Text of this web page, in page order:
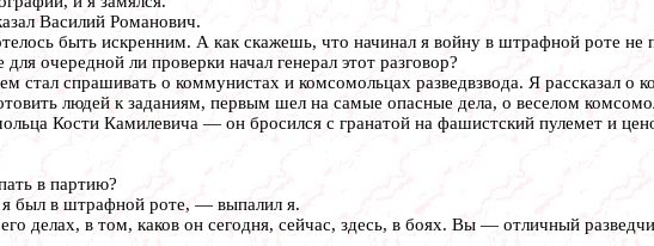
Василий Романович.
быть искренним. А как скажешь, что начинал я войну в штрафной роте не
очередной ли проверки начал генерал этот разговор?
стал спрашивать о коммунистах и комсомольцах разведвзвода. Я рассказал
людей к заданиям, первым шел на самые опасные дела, о веселом
Кости Камилевича — он бросился с гранатой на фашистский пулемет и
в партию?
был в штрафной роте, — выпалил я.
в том, каков он сегодня, сейчас, здесь, в боях. Вы — отличный